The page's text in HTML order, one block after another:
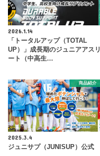
2026.1.14
「トータルアップ（TOTAL
UP）」成長期のジュニアアスリ
ート（中高生…
商品紹介
2025.3.4
ジュニサプ（JUNISUP）公式